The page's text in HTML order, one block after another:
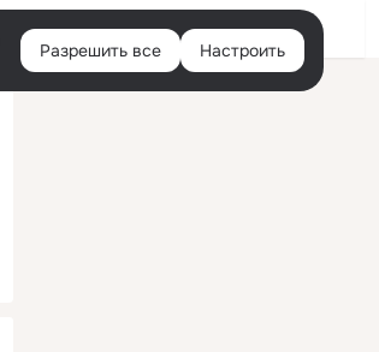
Войти
Разрешить все Настроить